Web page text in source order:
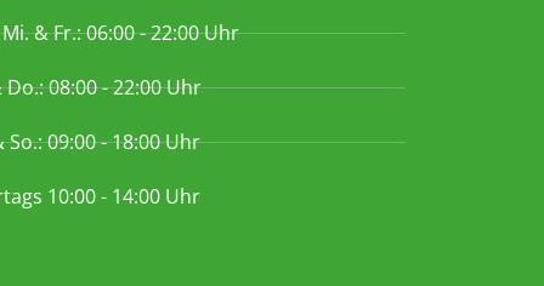
& Fr.: 06:00 - 22:00 Uhr
Do.: 08:00 - 22:00 Uhr
So.: 09:00 - 18:00 Uhr
10:00 - 14:00 Uhr